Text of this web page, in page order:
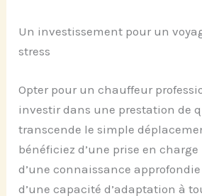
Un investissement pour un
stress
Opter pour un chauffeur
investir dans une prestation de
transcende le simple
bénéficiez d’une prise en
d’une connaissance
d’une capacité d’adaptation à